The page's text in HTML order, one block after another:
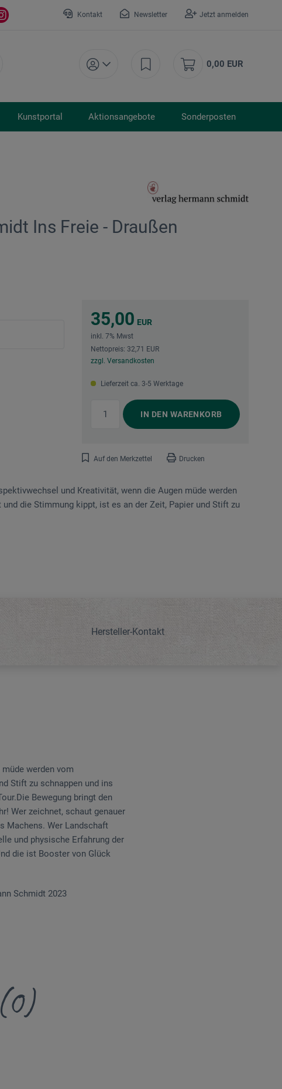
Kontakt Newsletter Jetzt anmelden
0,00 EUR
Kunstportal Aktionsangebote Sonderposten
Ins Freie - Draußen
35,00 EUR
inkl. 7% Mwst
Nettopreis: 32,71 EUR
zzgl. Versandkosten
Lieferzeit ca. 3-5 Werktage
IN DEN WARENKORB
Auf den Merkzettel Drucken
und Kreativität, wenn die Augen müde werden
die Stimmung kippt, ist es an der Zeit, Papier und Stift zu
Hersteller-Kontakt
werden vom
Stift zu schnappen und ins
Bewegung bringt den
Wer zeichnet, schaut genauer
Machens. Wer Landschaft
und physische Erfahrung der
die ist Booster von Glück
Schmidt 2023